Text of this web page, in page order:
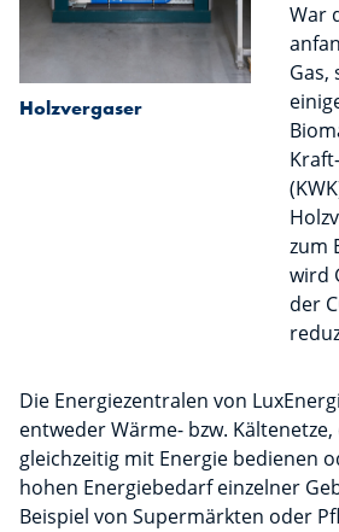
Holzvergaser
War
Gas,
zum
wird
der
Die Energiezentralen von
entweder Wärme- bzw.
gleichzeitig mit Energie bedienen
hohen Energiebedarf einzelner
Beispiel von Supermärkten oder